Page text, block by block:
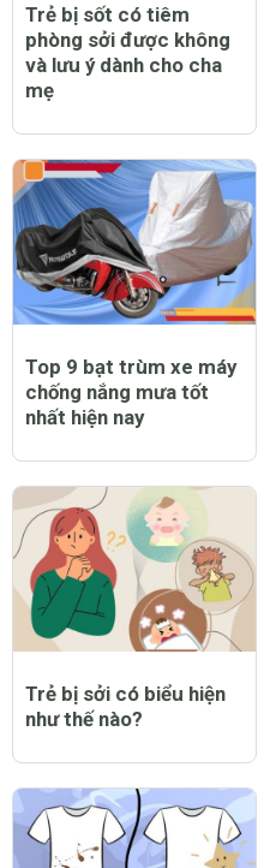
Trẻ bị sốt có tiêm
phòng sởi được không
và lưu ý dành cho cha
mẹ
Top 9 bạt trùm xe máy
chống nắng mưa tốt
nhất hiện nay
Trẻ bị sởi có biểu hiện
như thế nào?